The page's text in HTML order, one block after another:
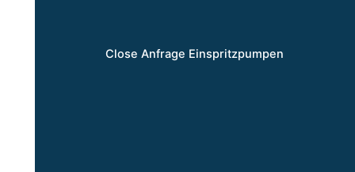
Close Anfrage Einspritzpumpen